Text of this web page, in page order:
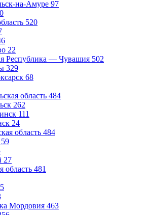
на-Амуре 97
520
22
Республика — Чувашия 502
329
68
область 484
262
111
24
область 484
59
27
область 481
Мордовия 463